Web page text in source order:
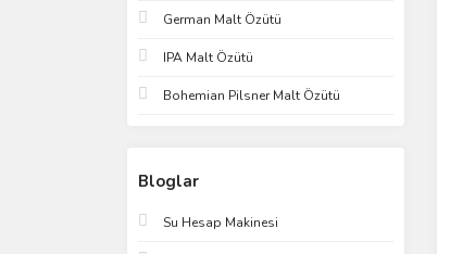
German Malt Özütü
IPA Malt Özütü
Bohemian Pilsner Malt Özütü
Bloglar
Su Hesap Makinesi